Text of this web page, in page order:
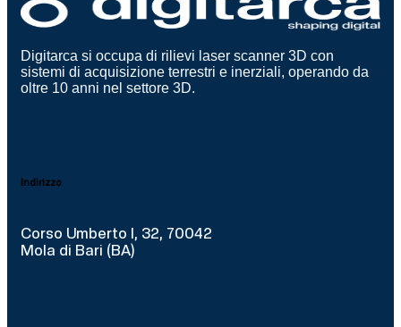
Digitarca si occupa di rilievi laser scanner 3D con
sistemi di acquisizione terrestri e inerziali, operando da
oltre 10 anni nel settore 3D.
Indirizzo
Corso Umberto I, 32, 70042
Mola di Bari (BA)